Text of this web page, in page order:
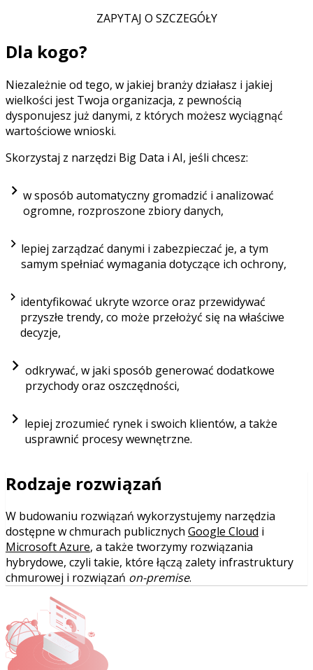
ZAPYTAJ O SZCZEGÓŁY
Dla kogo?
Niezależnie od tego, w jakiej branży działasz i jakiej
wielkości jest Twoja organizacja, z pewnością
dysponujesz już danymi, z których możesz wyciągnąć
wartościowe wnioski.
Skorzystaj z narzędzi Big Data i AI, jeśli chcesz:
w sposób automatyczny gromadzić i analizować
ogromne, rozproszone zbiory danych,
lepiej zarządzać danymi i zabezpieczać je, a tym
samym spełniać wymagania dotyczące ich ochrony,
identyfikować ukryte wzorce oraz przewidywać
przyszłe trendy, co może przełożyć się na właściwe
decyzje,
odkrywać, w jaki sposób generować dodatkowe
przychody oraz oszczędności,
lepiej zrozumieć rynek i swoich klientów, a także
usprawnić procesy wewnętrzne.
Rodzaje rozwiązań
W budowaniu rozwiązań wykorzystujemy narzędzia
dostępne w chmurach publicznych Google Cloud i
Microsoft Azure, a także tworzymy rozwiązania
hybrydowe, czyli takie, które łączą zalety infrastruktury
chmurowej i rozwiązań on-premise.